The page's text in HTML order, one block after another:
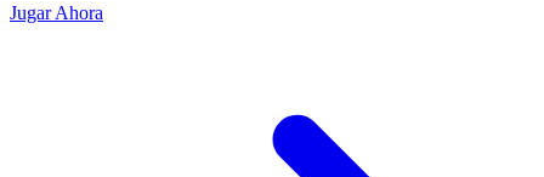
Jugar Ahora